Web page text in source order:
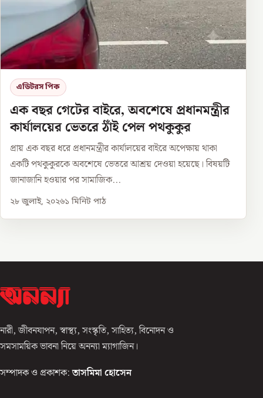
এডিটরস পিক
এক বছর গেটের বাইরে, অবশেষে প্রধানমন্ত্রীর
কার্যালয়ের ভেতরে ঠাঁই পেল পথকুকুর
প্রায় এক বছর ধরে প্রধানমন্ত্রীর কার্যালয়ের বাইরে অপেক্ষায় থাকা
একটি পথকুকুরকে অবশেষে ভেতরে আশ্রয় দেওয়া হয়েছে। বিষয়টি
জানাজানি হওয়ার পর সামাজিক...
২৮ জুলাই, ২০২৬১ মিনিট পাঠ
নারী, জীবনযাপন, স্বাস্থ্য, সংস্কৃতি, সাহিত্য, বিনোদন ও
সমসাময়িক ভাবনা নিয়ে অনন্যা ম্যাগাজিন।
সম্পাদক ও প্রকাশক: তাসমিমা হোসেন